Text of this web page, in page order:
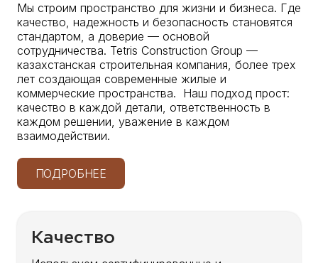
Мы строим пространство для жизни и бизнеса. Где
качество, надежность и безопасность становятся
стандартом, а доверие — основой
сотрудничества. Tetris Construction Group —
казахстанская строительная компания, более трех
лет создающая современные жилые и
коммерческие пространства. Наш подход прост:
качество в каждой детали, ответственность в
каждом решении, уважение в каждом
взаимодействии.
ПОДРОБНЕЕ
Качество